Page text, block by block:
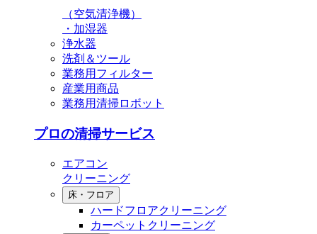
（空気清浄機）
・加湿器
浄水器
洗剤＆ツール
業務用フィルター
産業用商品
業務用清掃ロボット
プロの清掃サービス
エアコン
クリーニング
床・フロア
ハードフロアクリーニング
カーペットクリーニング